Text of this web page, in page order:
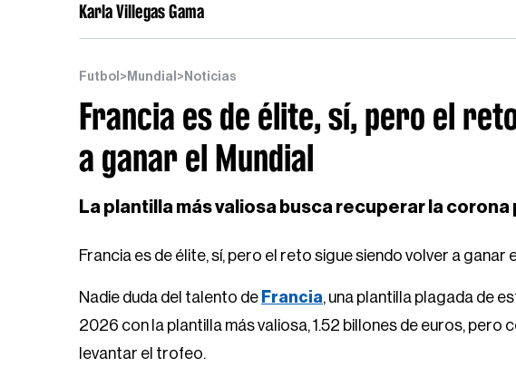
Karla Villegas Gama
Futbol > Mundial > Noticias
Francia es de élite, sí, pero el
a ganar el Mundial
La plantilla más valiosa busca recuperar la
Francia es de élite, sí, pero el reto sigue siendo volver a ganar
Nadie duda del talento de Francia, una plantilla plagada de
2026 con la plantilla más valiosa, 1.52 billones de euros, pero
levantar el trofeo.